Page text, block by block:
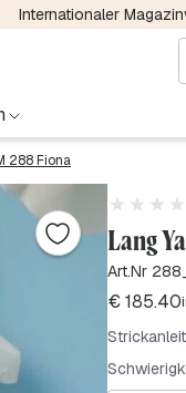
Internationaler
288 Fiona
Lang
Art.Nr
€185.40